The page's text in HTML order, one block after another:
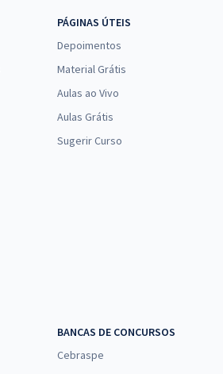
PÁGINAS ÚTEIS
Depoimentos
Material Grátis
Aulas ao Vivo
Aulas Grátis
Sugerir Curso
BANCAS DE CONCURSOS
Cebraspe